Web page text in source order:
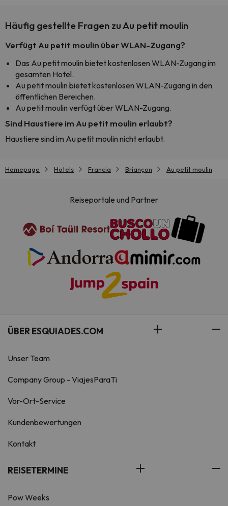
Häufig gestellte Fragen zu Au petit moulin
Verfügt Au petit moulin über WLAN-Zugang?
Das Au petit moulin bietet kostenlosen WLAN-Zugang im
gesamten Hotel.
Au petit moulin bietet kostenlosen WLAN-Zugang in den
öffentlichen Bereichen.
Au petit moulin verfügt über WLAN-Zugang.
Sind Haustiere im Au petit moulin erlaubt?
Haustiere sind im Au petit moulin nicht erlaubt.
Homepage Hotels Francia Briançon Au petit moulin
Reiseportale und Partner
ÜBER ESQUIADES.COM
Unser Team
Company Group - ViajesParaTi
Vor-Ort-Service
Kundenbewertungen
Kontakt
REISETERMINE
Pow Weeks